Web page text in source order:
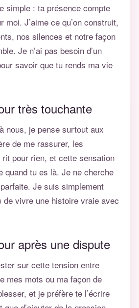
simple : ta présence compte
moi. J’aime ce qu’on construit,
nos silences et notre façon
Je n’ai pas besoin d’un
savoir que tu rends ma vie
très touchante
nous, je pense surtout aux
de me rassurer, les
rit pour rien, et cette sensation
quand tu es là. Je ne cherche
Je suis simplement
de vivre une histoire vraie avec
après une dispute
sur cette tension entre
mes mots ou ma façon de
et je préfère te l’écrire